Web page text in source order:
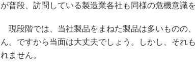
が普段、訪問している製造業各社も同様の危機意識
現段階では、当社製品をまねた製品は多いものの
ん。ですから当面は大丈夫でしょう。しかし、それ
れません。